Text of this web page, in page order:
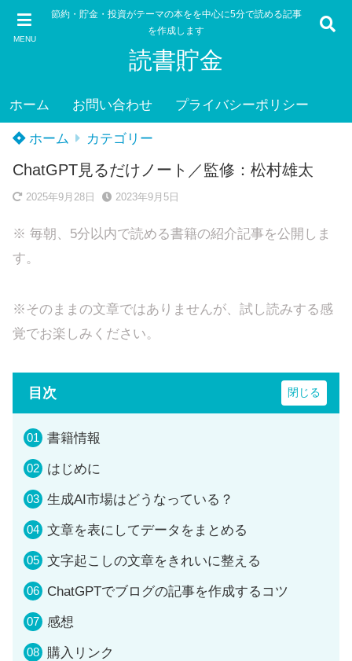
MENU
節約・貯金・投資がテーマの本をを中心に5分で読める記事
を作成します
読書貯金
ホーム お問い合わせ プライバシーポリシー
ホーム カテゴリー
ChatGPT見るだけノート／監修：松村雄太
2025年9月28日 2023年9月5日
※ 毎朝、5分以内で読める書籍の紹介記事を公開しま
す。
※そのままの文章ではありませんが、試し読みする感
覚でお楽しみください。
目次
書籍情報
はじめに
生成AI市場はどうなっている？
文章を表にしてデータをまとめる
文字起こしの文章をきれいに整える
ChatGPTでブログの記事を作成するコツ
感想
購入リンク